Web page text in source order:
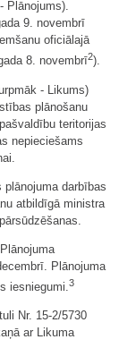
Plānojums).
9. novembrī
oficiālajā
8. novembrī2).
- Likums)
plānošanu
teritorijas
nepieciešams
darbības
atbildīgā ministra
Plānojuma
iesniegumi. 3
Nr. 15-2/5730
ar Likuma